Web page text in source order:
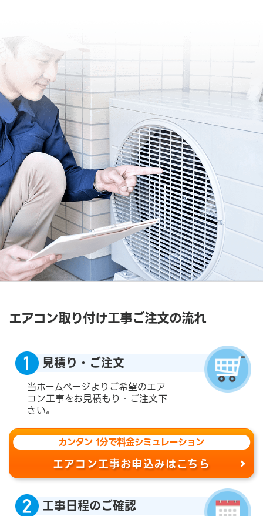
エアコン取り付け工事ご注文の流れ
見積り・ご注文
当ホームページよりご希望のエア
コン工事をお見積もり・ご注文下
さい。
カンタン 1分で料金シミュレーション
エアコン工事お申込みはこちら
工事日程のご確認